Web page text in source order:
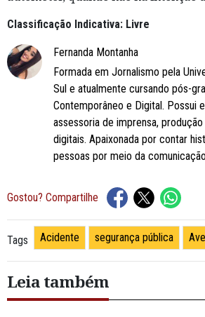
Classificação Indicativa: Livre
Fernanda Montanha
Formada em Jornalismo pela
Sul e atualmente cursando pós-
Contemporâneo e Digital. Possui
assessoria de imprensa,
digitais. Apaixonada por contar
pessoas por meio da
Gostou? Compartilhe
Tags Acidente segurança pública
Leia também